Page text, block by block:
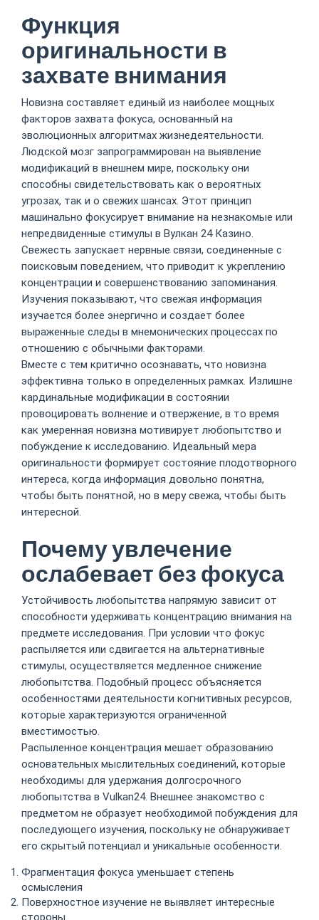
Функция
оригинальности в
захвате внимания
Новизна составляет единый из наиболее мощных
факторов захвата фокуса, основанный на
эволюционных алгоритмах жизнедеятельности.
Людской мозг запрограммирован на выявление
модификаций в внешнем мире, поскольку они
способны свидетельствовать как о вероятных
угрозах, так и о свежих шансах. Этот принцип
машинально фокусирует внимание на незнакомые или
непредвиденные стимулы в Вулкан 24 Казино.
Свежесть запускает нервные связи, соединенные с
поисковым поведением, что приводит к укреплению
концентрации и совершенствованию запоминания.
Изучения показывают, что свежая информация
изучается более энергично и создает более
выраженные следы в мнемонических процессах по
отношению с обычными факторами.
Вместе с тем критично осознавать, что новизна
эффективна только в определенных рамках. Излишне
кардинальные модификации в состоянии
провоцировать волнение и отвержение, в то время
как умеренная новизна мотивирует любопытство и
побуждение к исследованию. Идеальный мера
оригинальности формирует состояние плодотворного
интереса, когда информация довольно понятна,
чтобы быть понятной, но в меру свежа, чтобы быть
интересной.
Почему увлечение
ослабевает без фокуса
Устойчивость любопытства напрямую зависит от
способности удерживать концентрацию внимания на
предмете исследования. При условии что фокус
распыляется или сдвигается на альтернативные
стимулы, осуществляется медленное снижение
любопытства. Подобный процесс объясняется
особенностями деятельности когнитивных ресурсов,
которые характеризуются ограниченной
вместимостью.
Распыленное концентрация мешает образованию
основательных мыслительных соединений, которые
необходимы для удержания долгосрочного
любопытства в Vulkan24. Внешнее знакомство с
предметом не образует необходимой побуждения для
последующего изучения, поскольку не обнаруживает
его скрытый потенциал и уникальные особенности.
Фрагментация фокуса уменьшает степень
осмысления
Поверхностное изучение не выявляет интересные
стороны